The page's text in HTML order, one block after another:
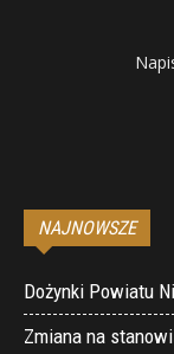
NAJNOWSZE
Dożynki Powiatu
Zmiana na